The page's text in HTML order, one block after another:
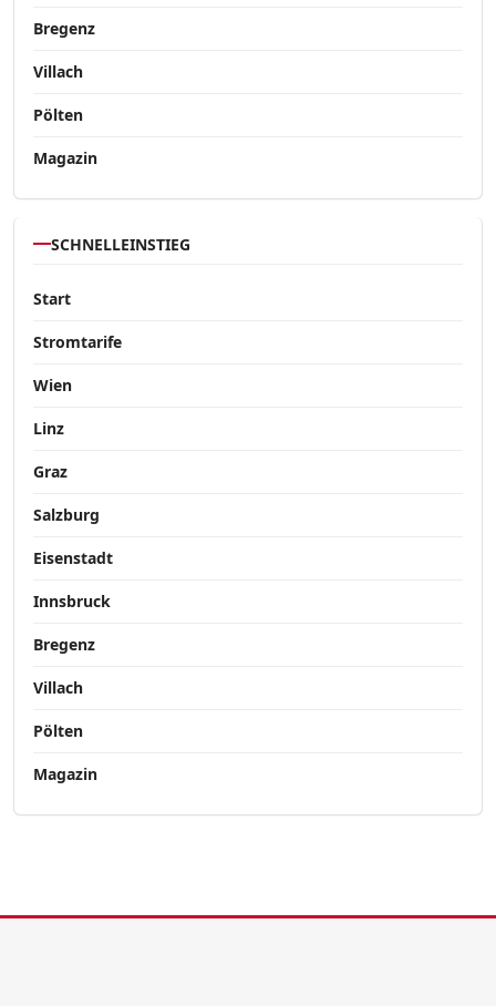
Bregenz
Villach
Pölten
Magazin
SCHNELLEINSTIEG
Start
Stromtarife
Wien
Linz
Graz
Salzburg
Eisenstadt
Innsbruck
Bregenz
Villach
Pölten
Magazin